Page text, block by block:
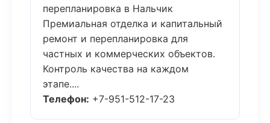
перепланировка в Нальчик
Премиальная отделка и капитальный
ремонт и перепланировка для
частных и коммерческих объектов.
Контроль качества на каждом
этапе....
Телефон: +7-951-512-17-23